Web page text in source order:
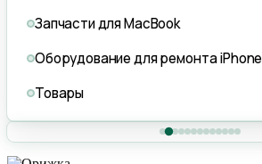
Запчасти для MacBook
Оборудование для ремонта iPhone
Товары